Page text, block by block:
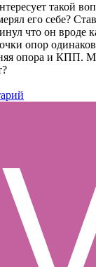
такой
его себе?
что он вроде
опор
опора и КПП.